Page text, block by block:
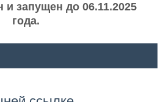
и запущен до 06.11.2025
года.